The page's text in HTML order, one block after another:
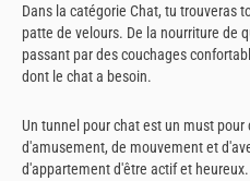
Dans la catégorie Chat, tu trouveras
patte de velours. De la nourriture de
passant par des couchages
dont le chat a besoin.
Un tunnel pour chat est un must
d'amusement, de mouvement et
d'appartement d'être actif et